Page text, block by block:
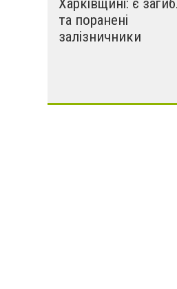
Харківщині: є
та поранені
залізничники